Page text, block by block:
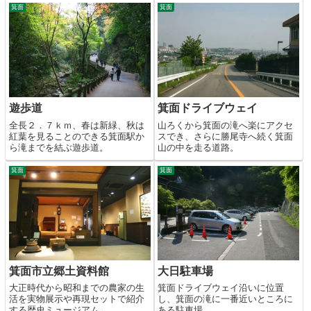
箕面
遊歩道
全長２．７ｋｍ、春は新緑、秋は
紅葉を見ることのできる箕面駅か
ら滝までを結ぶ遊歩道。
箕面
箕面ドライブウェイ
山ろくから箕面の滝へ楽にアクセ
スでき、さらに勝尾寺へ続く箕面
山の中を走る道路。
箕面
箕面市立郷土資料館
大正時代から昭和までの農家の生
活を実物展示や再現セットで紹介
箕面
大日駐車場
箕面ドライブウェイ沿いに位置
し、箕面の滝に一番近いところに